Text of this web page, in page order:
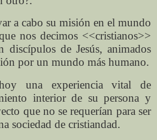
a cabo su misión en el mundo
nos decimos <<cristianos>>
discípulos de Jesús, animados
por un mundo más humano.
una experiencia vital de
interior de su persona y
que no se requerían para ser
sociedad de cristiandad.